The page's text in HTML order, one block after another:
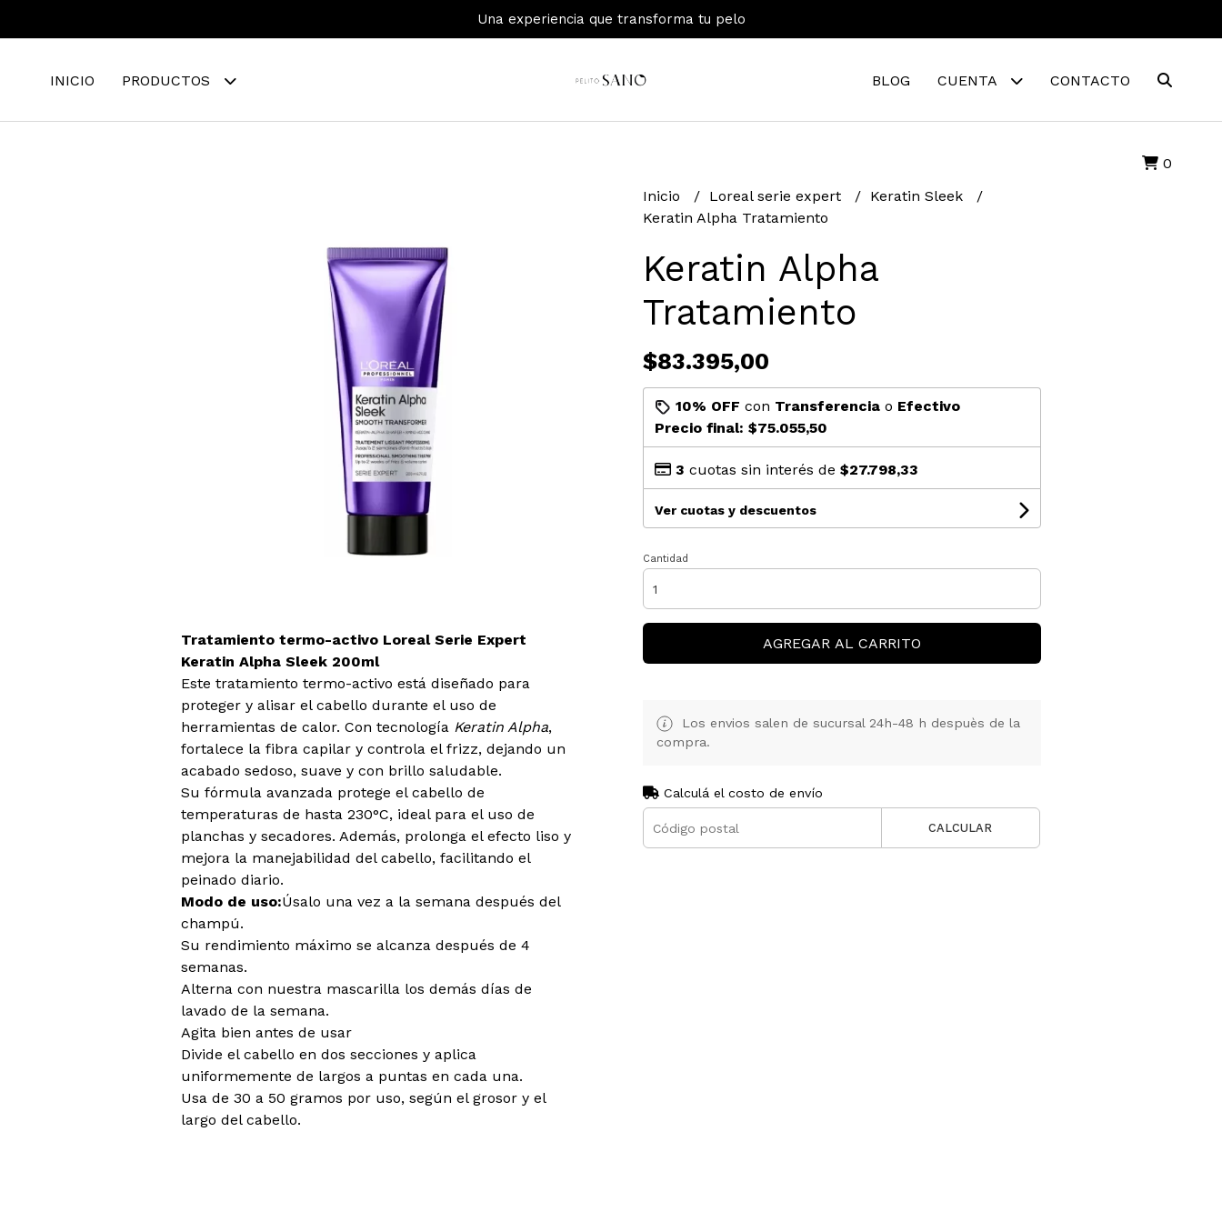
Una experiencia que transforma tu pelo
INICIO PRODUCTOS BLOG CUENTA CONTACTO
0
Tratamiento termo-activo Loreal Serie Expert
Keratin Alpha Sleek 200ml
Este tratamiento termo-activo está diseñado para
proteger y alisar el cabello durante el uso de
herramientas de calor. Con tecnología Keratin Alpha,
fortalece la fibra capilar y controla el frizz, dejando un
acabado sedoso, suave y con brillo saludable.
Su fórmula avanzada protege el cabello de
temperaturas de hasta 230°C, ideal para el uso de
planchas y secadores. Además, prolonga el efecto liso y
mejora la manejabilidad del cabello, facilitando el
peinado diario.
Modo de uso:Úsalo una vez a la semana después del
champú.
Su rendimiento máximo se alcanza después de 4
semanas.
Alterna con nuestra mascarilla los demás días de
lavado de la semana.
Agita bien antes de usar
Divide el cabello en dos secciones y aplica
uniformemente de largos a puntas en cada una.
Usa de 30 a 50 gramos por uso, según el grosor y el
largo del cabello.
Inicio Loreal serie expert
Keratin Sleek
Keratin Alpha Tratamiento
Keratin Alpha
Tratamiento
$83.395,00
10% OFF con Transferencia o Efectivo
Precio final: $75.055,50
3 cuotas sin interés de $27.798,33
Ver cuotas y descuentos
Cantidad
AGREGAR AL CARRITO
Los envios salen de sucursal 24h-48 h despuès de la
compra.
Calculá el costo de envío
CALCULAR